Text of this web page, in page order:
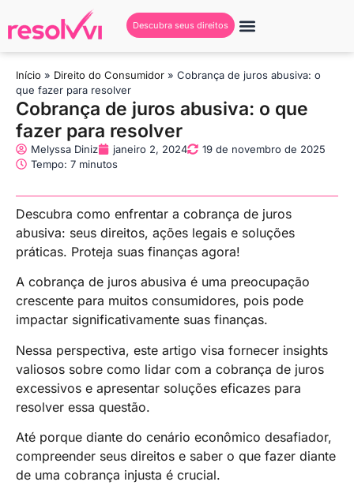
Descubra seus direitos
Início » Direito do Consumidor » Cobrança de juros abusiva: o
que fazer para resolver
Cobrança de juros abusiva: o que
fazer para resolver
Melyssa Diniz janeiro 2, 2024
19 de novembro de 2025
Tempo: 7 minutos
Descubra como enfrentar a cobrança de juros
abusiva: seus direitos, ações legais e soluções
práticas. Proteja suas finanças agora!
A cobrança de juros abusiva é uma preocupação
crescente para muitos consumidores, pois pode
impactar significativamente suas finanças.
Nessa perspectiva, este artigo visa fornecer insights
valiosos sobre como lidar com a cobrança de juros
excessivos e apresentar soluções eficazes para
resolver essa questão.
Até porque diante do cenário econômico desafiador,
compreender seus direitos e saber o que fazer diante
de uma cobrança injusta é crucial.